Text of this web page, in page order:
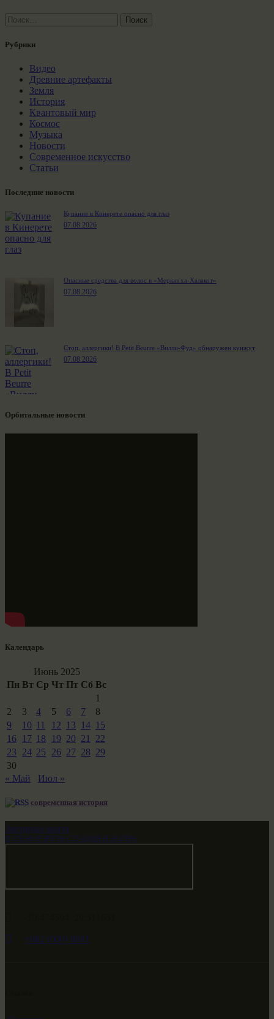
Найти:
Рубрики
Видео
Древние артефакты
Земля
История
Квантовый мир
Космос
Музыка
Новости
Современное искусство
Статьи
Последние новости
Купание в Кинерете опасно для глаз
07.08.2026
Опасные средства для волос в «Мерказ ха-Халакот»
07.08.2026
Стоп, аллергики! В Petit Beurre «Вилли-Фуд» обнаружен кунжут
07.08.2026
Орбитальные новости
Календарь
Июнь 2025
Пн Вт Ср Чт Пт Сб Вс
1
2
3 4 5 6 7
8
9
10 11 12 13 14 15
16
17 18 19 20 21
22
23
24 25 26 27 28 29
30
« Май
Июл »
современная история
Звездные врата
НАШ МИР ВЧЕРА СЕГОДНЯ И ЗАВТРА
+682 (000) 0001